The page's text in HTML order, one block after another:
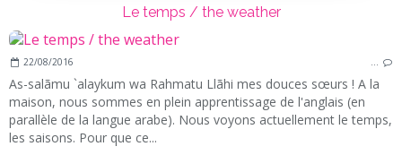
Le temps / the weather
22/08/2016 …
As-salãmu `alaykum wa Rahmatu Llãhi mes douces sœurs ! A la
maison, nous sommes en plein apprentissage de l'anglais (en
parallèle de la langue arabe). Nous voyons actuellement le temps,
les saisons. Pour que ce...